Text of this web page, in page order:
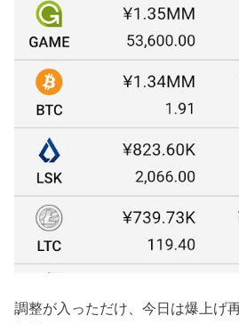
調整が入っただけ、今日は爆上げ